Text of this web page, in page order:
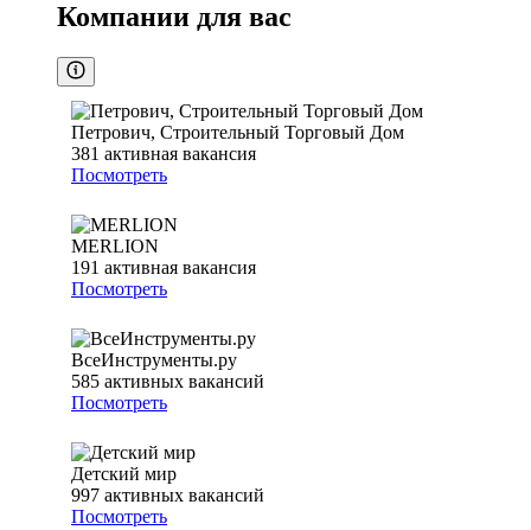
Компании для вас
Петрович, Строительный Торговый Дом
381 активная вакансия
Посмотреть
MERLION
191 активная вакансия
Посмотреть
ВсеИнструменты.ру
585 активных вакансий
Посмотреть
Детский мир
997 активных вакансий
Посмотреть